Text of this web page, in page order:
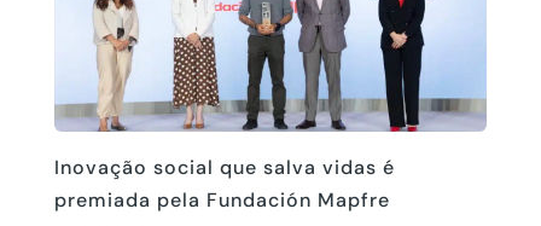
Inovação social que salva vidas é
premiada pela Fundación Mapfre